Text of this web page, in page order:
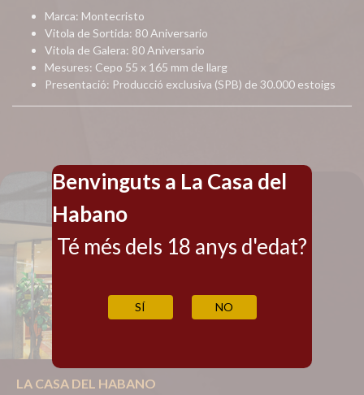
Benvinguts a La Casa del
Habano
Té més dels 18 anys d'edat?
SÍ NO
Marca: Montecristo
Vitola de Sortida: 80 Aniversario
Vitola de Galera: 80 Aniversario
Mesures: Cepo 55 x 165 mm de llarg
Presentació: Producció exclusiva (SPB) de 30.000 estoigs
LA CASA DEL HABANO